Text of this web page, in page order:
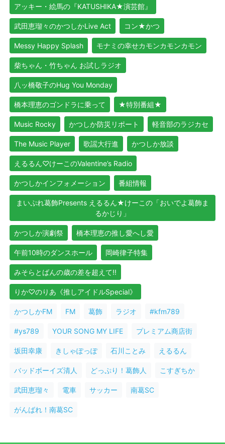
アッキー・絵馬の『KATUSHIKA★演芸館』
武田恵瑠々のかつしかLive Act コン★かつ
Messy Happy Splash モナミの幸せカモンカモンカモン
柴ちゃん・竹ちゃん お試しラジオ
八ッ橋敬子のHug You Monday
橋本理恵のゴンドラに乗って ★特別番組★
Music Rocky かつしか防災リポート 軽音部のラジカセ
The Music Player 歌謡大行進 かつしか放談
えるるん♡けーこのValentine’s Radio
かつしかインフォメーション 番組情報
まいぷれ葛飾Presents えるるん★けーこの「おいでよ葛飾ま
るかじり」
かつしか演劇祭 橋本理恵の推し愛へし愛
午前10時のダンスホール 岡崎律子特集
みそらとばんの歳の差を超えて!!
りか♡のりあ《推しアイドルSpecial》
かつしかFM FM 葛飾 ラジオ #kfm789
#ys789 YOUR SONG MY LIFE プレミアム商店街
坂田幸康 きしゃぽっぽ 石川ことみ えるるん
バッドボーイズ清人 どっぷり！葛飾人 こすぎちか
武田恵瑠々 電車 サッカー 南葛SC
がんばれ！南葛SC